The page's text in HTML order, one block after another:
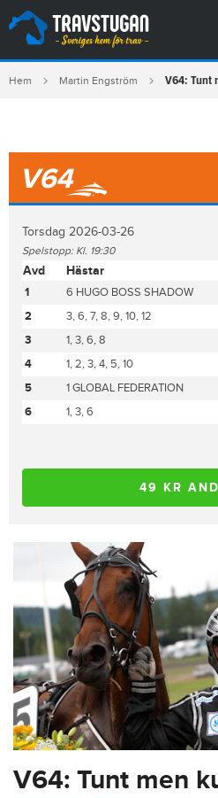
Hem Martin Engström V64: Tunt
V64
Torsdag 2026-03-26
Spelstopp: Kl. 19:30
Avd Hästar
1 6 HUGO BOSS SHADOW
2
3, 6, 7, 8, 9, 10, 12
3
1, 3, 6, 8
4
1, 2, 3, 4, 5, 10
5
1 GLOBAL FEDERATION
6
1, 3, 6
49 KR
V64: Tunt men